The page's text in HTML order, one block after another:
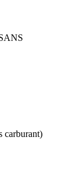
carburant)